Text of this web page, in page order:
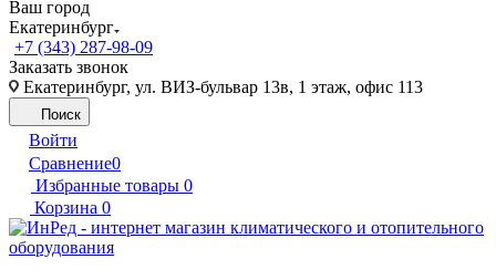
Ваш город
Екатеринбург
+7 (343) 287-98-09
Заказать звонок
Екатеринбург, ул. ВИЗ-бульвар 13в, 1 этаж, офис 113
Поиск
Войти
Сравнение0
Избранные товары 0
Корзина 0